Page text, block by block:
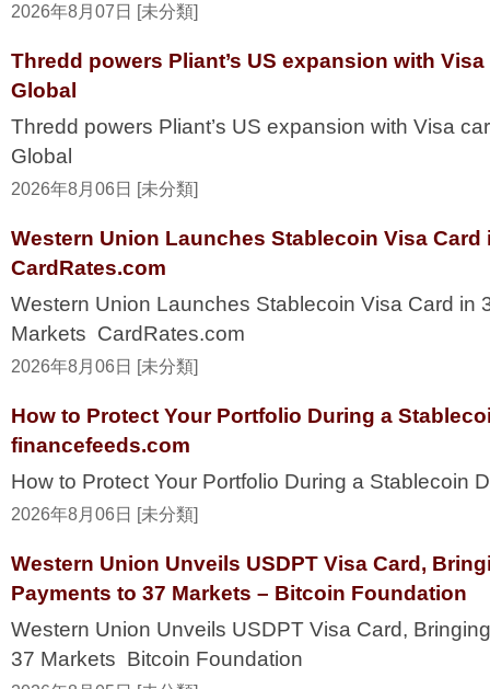
2026年8月07日 [未分類]
Thredd powers Pliant’s US expansion with
Global
Thredd powers Pliant’s US expansion with Visa
Global
2026年8月06日 [未分類]
Western Union Launches Stablecoin Visa Card
CardRates.com
Western Union Launches Stablecoin Visa Card in
Markets CardRates.com
2026年8月06日 [未分類]
How to Protect Your Portfolio During a
financefeeds.com
How to Protect Your Portfolio During a Stablecoin
2026年8月06日 [未分類]
Western Union Unveils USDPT Visa Card,
Payments to 37 Markets – Bitcoin Foundation
Western Union Unveils USDPT Visa Card,
37 Markets Bitcoin Foundation